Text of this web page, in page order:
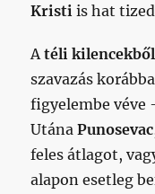
Kristi is hat
Atéli kilencekből
szavazás
figyelembe véve
UtánaPunosevac
feles átlagot,
alapon esetleg